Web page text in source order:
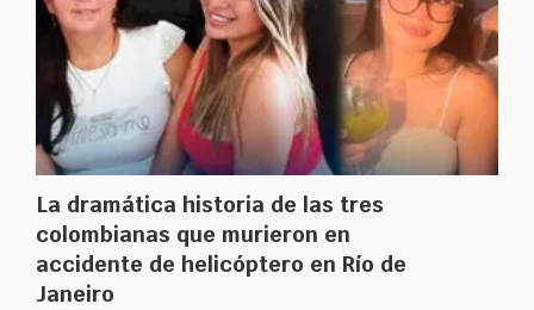
La dramática historia de las tres
colombianas que murieron en
accidente de helicóptero en Río de
Janeiro